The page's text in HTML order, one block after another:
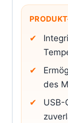
des
USB-